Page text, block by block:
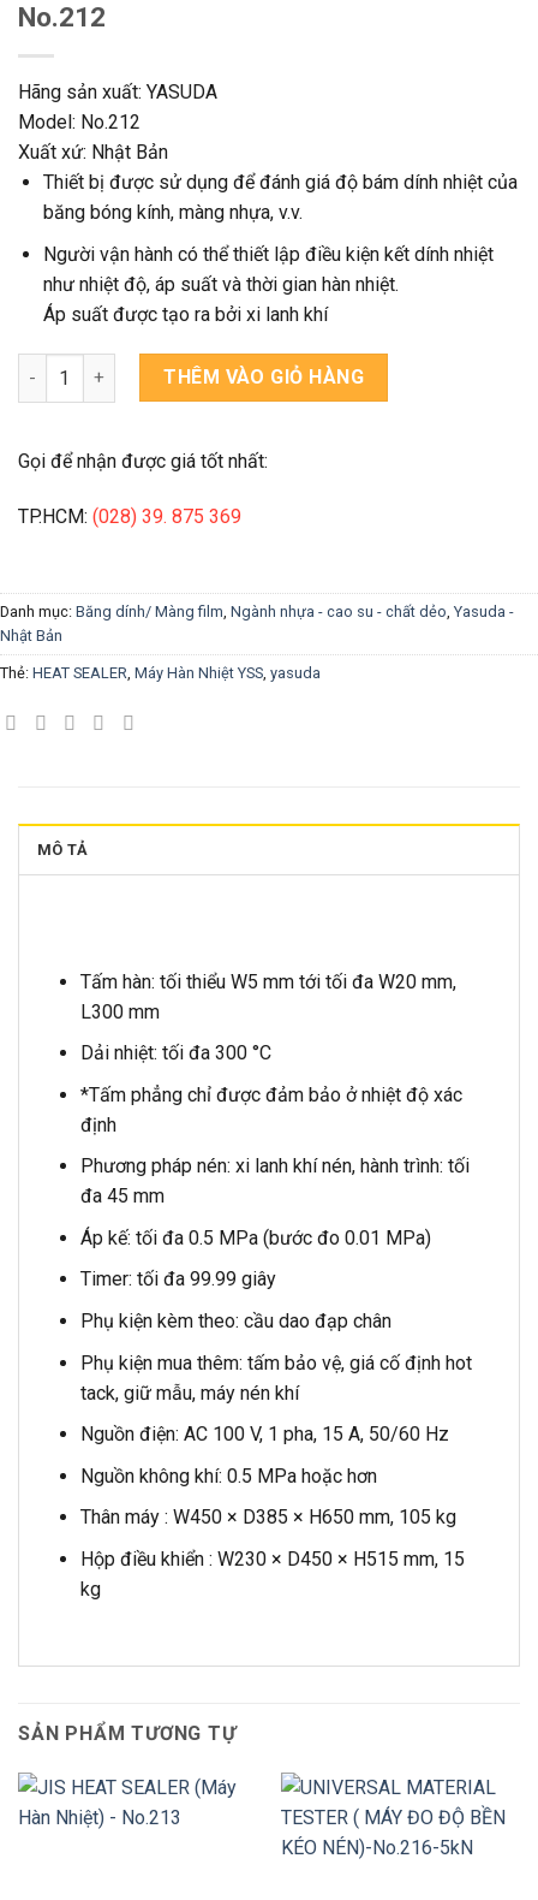
No.212
Hãng sản xuất: YASUDA
Model: No.212
Xuất xứ: Nhật Bản
Thiết bị được sử dụng để đánh giá độ bám dính nhiệt của
băng bóng kính, màng nhựa, v.v.
Người vận hành có thể thiết lập điều kiện kết dính nhiệt
như nhiệt độ, áp suất và thời gian hàn nhiệt.
Áp suất được tạo ra bởi xi lanh khí
YSS HEAT SEALER (Máy Hàn Nhiệt) - No.212 số lượng
THÊM VÀO GIỎ HÀNG
Gọi để nhận được giá tốt nhất:
TP.HCM: (028) 39. 875 369
Danh mục: Băng dính/ Màng film Ngành nhựa - cao su - chất dẻo Yasuda -
Nhật Bản
Thẻ: HEAT SEALER Máy Hàn Nhiệt YSS yasuda
MÔ TẢ
Tấm hàn: tối thiểu W5 mm tới tối đa W20 mm,
L300 mm
Dải nhiệt: tối đa 300 °C
*Tấm phẳng chỉ được đảm bảo ở nhiệt độ xác
định
Phương pháp nén: xi lanh khí nén, hành trình: tối
đa 45 mm
Áp kế: tối đa 0.5 MPa (bước đo 0.01 MPa)
Timer: tối đa 99.99 giây
Phụ kiện kèm theo: cầu dao đạp chân
Phụ kiện mua thêm: tấm bảo vệ, giá cố định hot
tack, giữ mẫu, máy nén khí
Nguồn điện: AC 100 V, 1 pha, 15 A, 50/60 Hz
Nguồn không khí: 0.5 MPa hoặc hơn
Thân máy : W450 × D385 × H650 mm, 105 kg
Hộp điều khiển : W230 × D450 × H515 mm, 15
kg
SẢN PHẨM TƯƠNG TỰ